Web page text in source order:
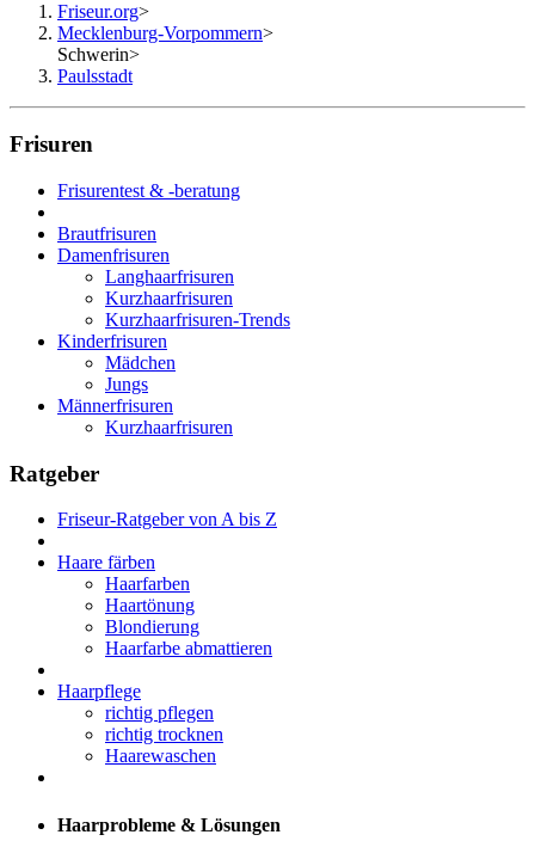
Friseur.org>
Mecklenburg-Vorpommern>
Schwerin>
Paulsstadt
Frisuren
Frisurentest & -beratung
Brautfrisuren
Damenfrisuren
Langhaarfrisuren
Kurzhaarfrisuren
Kurzhaarfrisuren-Trends
Kinderfrisuren
Mädchen
Jungs
Männerfrisuren
Kurzhaarfrisuren
Ratgeber
Friseur-Ratgeber von A bis Z
Haare färben
Haarfarben
Haartönung
Blondierung
Haarfarbe abmattieren
Haarpflege
richtig pflegen
richtig trocknen
Haarewaschen
Haarprobleme & Lösungen